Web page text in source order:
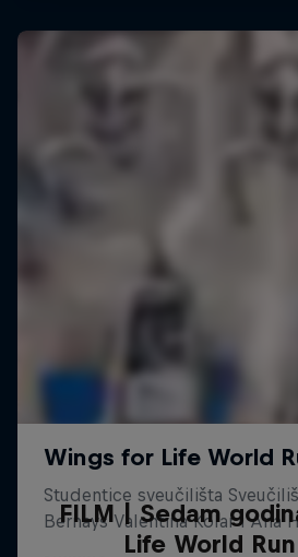
FILM | Sedam
Life World